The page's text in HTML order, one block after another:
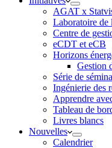
AGAT x
Laboratoire de
Centre de
eCDT et eCB
Horizons
Gestion
Série de
Ingénierie des
Apprendre
Tableau de
Livres blancs
Nouvelles
Calendrier